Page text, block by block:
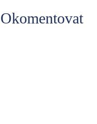
Okomentovat